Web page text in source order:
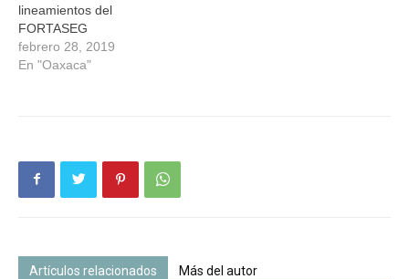
lineamientos del
FORTASEG
febrero 28, 2019
En "Oaxaca"
Artículos relacionados Más del autor